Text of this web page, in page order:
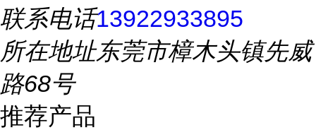
联系电话13922933895
所在地址东莞市樟木头镇先威
路68号
推荐产品